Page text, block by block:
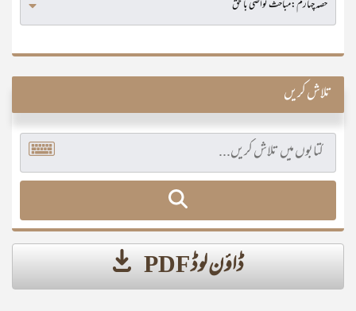
تلاش کریں
ڈاؤن لوڈ PDF